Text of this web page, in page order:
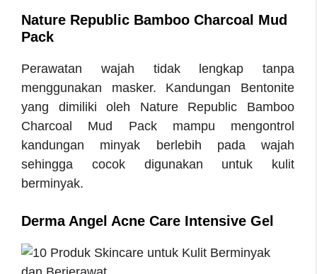
Nature Republic Bamboo Charcoal Mud
Pack
Perawatan wajah tidak lengkap tanpa
menggunakan masker. Kandungan Bentonite
yang dimiliki oleh Nature Republic Bamboo
Charcoal Mud Pack mampu mengontrol
kandungan minyak berlebih pada wajah
sehingga cocok digunakan untuk kulit
berminyak.
Derma Angel Acne Care Intensive Gel